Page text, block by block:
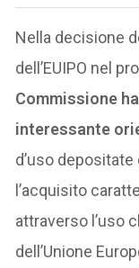
Nella decisione
dell’EUIPO nel
Commissione
interessante
d’uso
l’acquisito
attraverso l’uso
dell’Unione